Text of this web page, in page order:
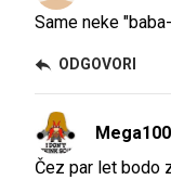
Same neke
ODGOVORI
Mega100
Čez par let bodo